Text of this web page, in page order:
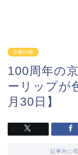
京都の桜
100周年の
ーリップが
月30日】
記事内に